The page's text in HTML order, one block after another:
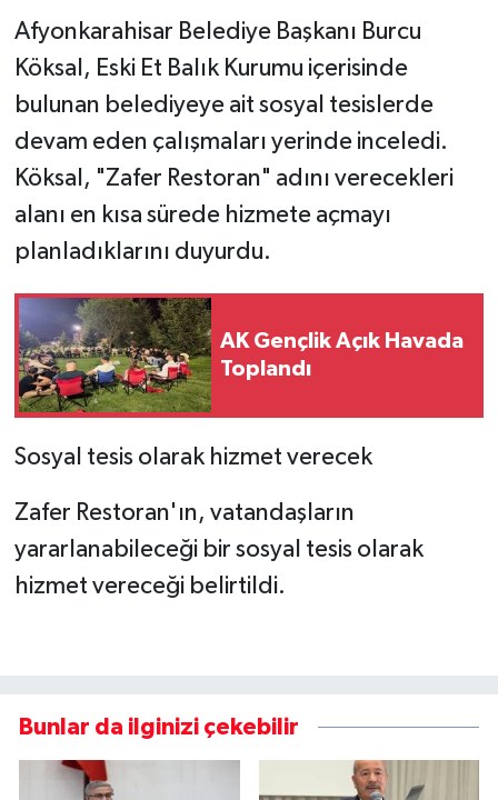
Afyonkarahisar Belediye Başkanı Burcu
Köksal, Eski Et Balık Kurumu içerisinde
bulunan belediyeye ait sosyal tesislerde
devam eden çalışmaları yerinde inceledi.
Köksal, "Zafer Restoran" adını verecekleri
alanı en kısa sürede hizmete açmayı
planladıklarını duyurdu.
AK Gençlik Açık Havada
Toplandı
Sosyal tesis olarak hizmet verecek
Zafer Restoran'ın, vatandaşların
yararlanabileceği bir sosyal tesis olarak
hizmet vereceği belirtildi.
Bunlar da ilginizi çekebilir